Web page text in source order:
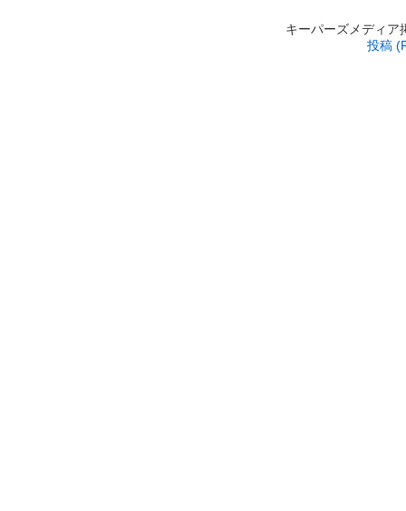
キーパーズメディ
投稿